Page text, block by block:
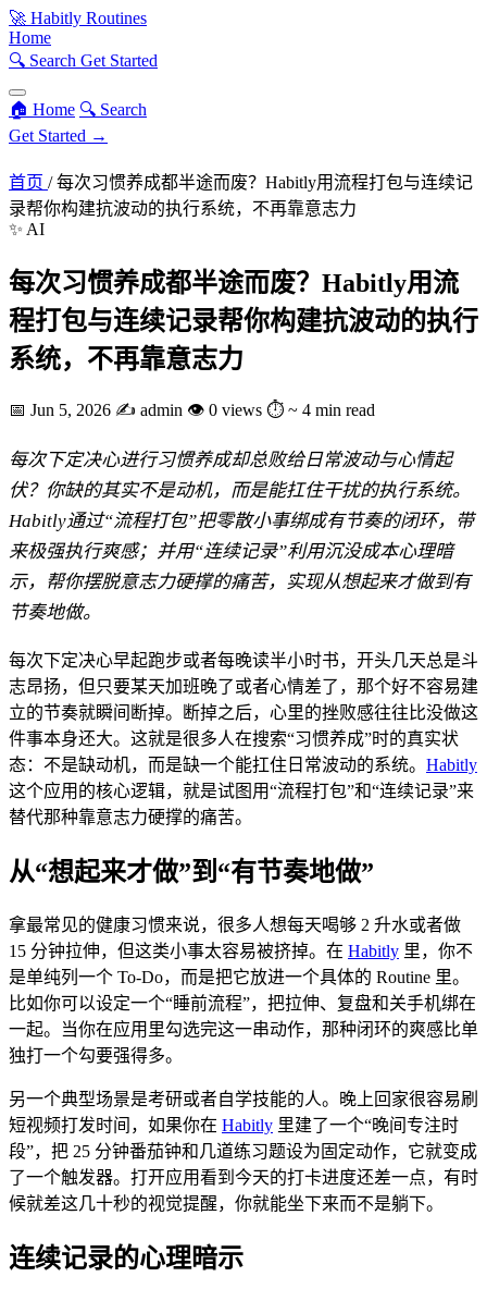
🚀 Habitly Routines
Home
🔍 Search Get Started
🏠 Home 🔍 Search
Get Started →
首页 / 每次习惯养成都半途而废？Habitly用流程打包与连续记
录帮你构建抗波动的执行系统，不再靠意志力
✨ AI
每次习惯养成都半途而废？Habitly用流
程打包与连续记录帮你构建抗波动的执行
系统，不再靠意志力
📅 Jun 5, 2026 ✍️ admin 👁 0 views ⏱ ~ 4 min read
每次下定决心进行习惯养成却总败给日常波动与心情起
伏？你缺的其实不是动机，而是能扛住干扰的执行系统。
Habitly通过“流程打包”把零散小事绑成有节奏的闭环，带
来极强执行爽感；并用“连续记录”利用沉没成本心理暗
示，帮你摆脱意志力硬撑的痛苦，实现从想起来才做到有
节奏地做。
每次下定决心早起跑步或者每晚读半小时书，开头几天总是斗
志昂扬，但只要某天加班晚了或者心情差了，那个好不容易建
立的节奏就瞬间断掉。断掉之后，心里的挫败感往往比没做这
件事本身还大。这就是很多人在搜索“习惯养成”时的真实状
态：不是缺动机，而是缺一个能扛住日常波动的系统。 Habitly
这个应用的核心逻辑，就是试图用“流程打包”和“连续记录”来
替代那种靠意志力硬撑的痛苦。
从“想起来才做”到“有节奏地做”
拿最常见的健康习惯来说，很多人想每天喝够 2 升水或者做
15 分钟拉伸，但这类小事太容易被挤掉。在 Habitly 里，你不
是单纯列一个 To-Do，而是把它放进一个具体的 Routine 里。
比如你可以设定一个“睡前流程”，把拉伸、复盘和关手机绑在
一起。当你在应用里勾选完这一串动作，那种闭环的爽感比单
独打一个勾要强得多。
另一个典型场景是考研或者自学技能的人。晚上回家很容易刷
短视频打发时间，如果你在 Habitly 里建了一个“晚间专注时
段”，把 25 分钟番茄钟和几道练习题设为固定动作，它就变成
了一个触发器。打开应用看到今天的打卡进度还差一点，有时
候就差这几十秒的视觉提醒，你就能坐下来而不是躺下。
连续记录的心理暗示